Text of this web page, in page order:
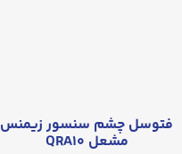
فتوسل چشم سنسور زیمنس
مشعل QRA۱۰